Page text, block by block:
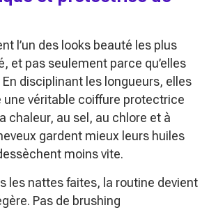
l’un des looks beauté les plus
et pas seulement parce qu’elles
disciplinant les longueurs, elles
véritable coiffure protectrice
chaleur, au sel, au chlore et à
gardent mieux leurs huiles
moins vite.
les nattes faites, la routine devient
Pas de brushing